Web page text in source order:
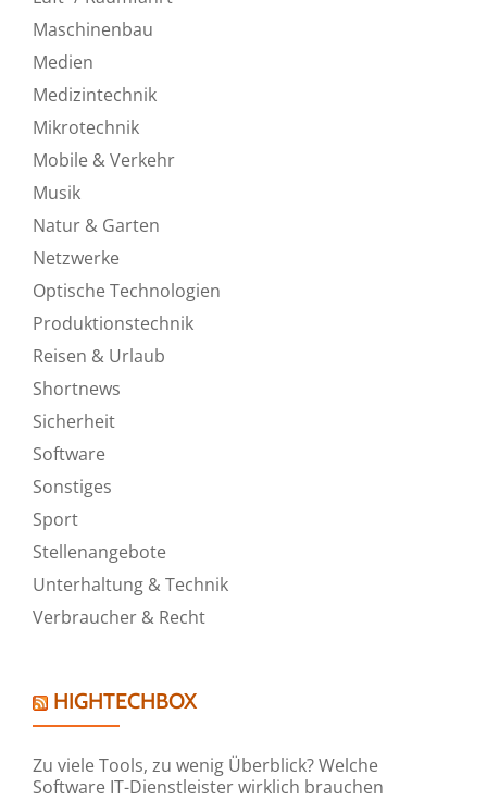
Maschinenbau
Medien
Medizintechnik
Mikrotechnik
Mobile & Verkehr
Musik
Natur & Garten
Netzwerke
Optische Technologien
Produktionstechnik
Reisen & Urlaub
Shortnews
Sicherheit
Software
Sonstiges
Sport
Stellenangebote
Unterhaltung & Technik
Verbraucher & Recht
HIGHTECHBOX
Zu viele Tools, zu wenig Überblick? Welche
Software IT-Dienstleister wirklich brauchen